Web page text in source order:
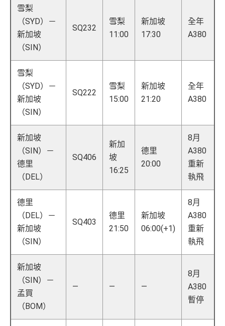
雪梨
（SYD）－
新加坡
（SIN）
SQ232
雪梨
11:00
新加坡
17:30
全年
A380
雪梨
（SYD）－
新加坡
（SIN）
SQ222
雪梨
15:00
新加坡
21:20
全年
A380
新加坡
（SIN）－
德里
（DEL）
SQ406
新加
坡
16:25
德里
20:00
8月
A380
重新
執飛
德里
（DEL）－
新加坡
（SIN）
SQ403
德里
21:50
新加坡
06:00(+1)
8月
A380
重新
執飛
新加坡
（SIN）－
孟買
（BOM）
— — —
8月
A380
暫停